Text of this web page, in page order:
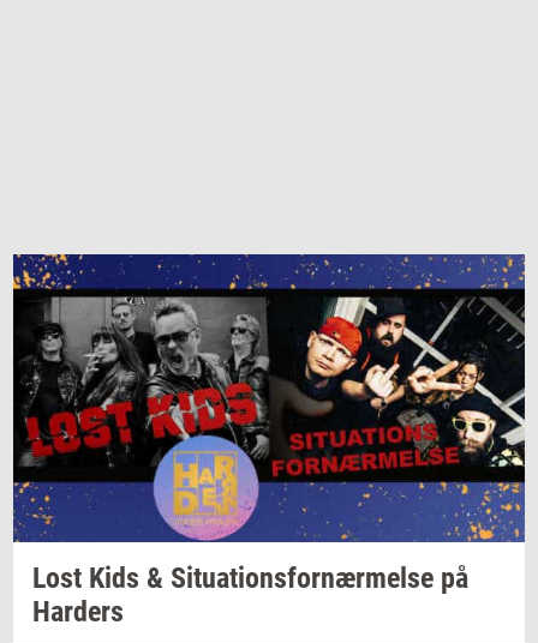
Lost Kids & Si­tu­a­tions­for­nær­mel­se på
Har­ders